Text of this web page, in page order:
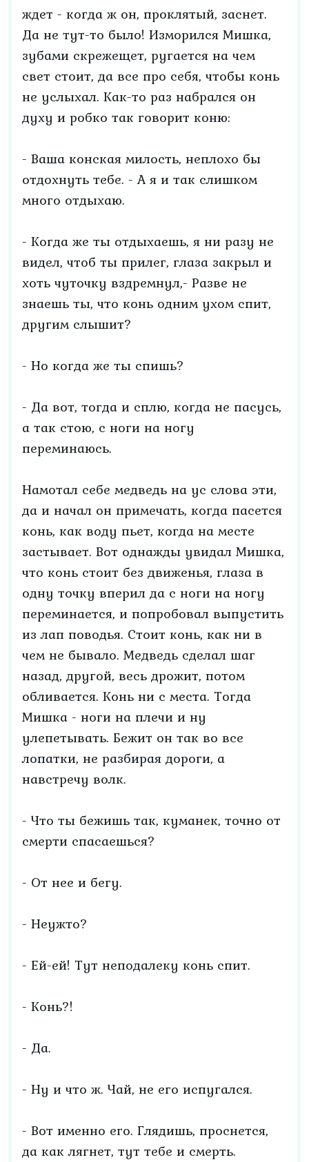
ждет - когда ж он, проклятый, заснет.
Да не тут-то было! Изморился Мишка,
зубами скрежещет, ругается на чем
свет стоит, да все про себя, чтобы конь
не услыхал. Как-то раз набрался он
духу и робко так говорит коню:
- Ваша конская милость, неплохо бы
отдохнуть тебе. - А я и так слишком
много отдыхаю.
- Когда же ты отдыхаешь, я ни разу не
видел, чтоб ты прилег, глаза закрыл и
хоть чуточку вздремнул,- Разве не
знаешь ты, что конь одним ухом спит,
другим слышит?
- Но когда же ты спишь?
- Да вот, тогда и сплю, когда не пасусь,
а так стою, с ноги на ногу
переминаюсь.
Намотал себе медведь на ус слова эти,
да и начал он примечать, когда пасется
конь, как воду пьет, когда на месте
застывает. Вот однажды увидал Мишка,
что конь стоит без движенья, глаза в
одну точку вперил да с ноги на ногу
переминается, и попробовал выпустить
из лап поводья. Стоит конь, как ни в
чем не бывало. Медведь сделал шаг
назад, другой, весь дрожит, потом
обливается. Конь ни с места. Тогда
Мишка - ноги на плечи и ну
улепетывать. Бежит он так во все
лопатки, не разбирая дороги, а
навстречу волк.
- Что ты бежишь так, куманек, точно от
смерти спасаешься?
- От нее и бегу.
- Неужто?
- Ей-ей! Тут неподалеку конь спит.
- Конь?!
- Да.
- Ну и что ж. Чай, не его испугался.
- Вот именно его. Глядишь, проснется,
да как лягнет, тут тебе и смерть.